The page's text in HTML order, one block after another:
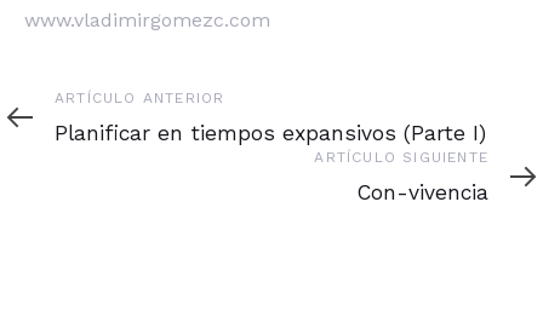
www.vladimirgomezc.com
Artículo
anterior
ARTÍCULO ANTERIOR
Planificar en tiempos expansivos (Parte I)
Artículo
siguiente
ARTÍCULO SIGUIENTE
Con-vivencia